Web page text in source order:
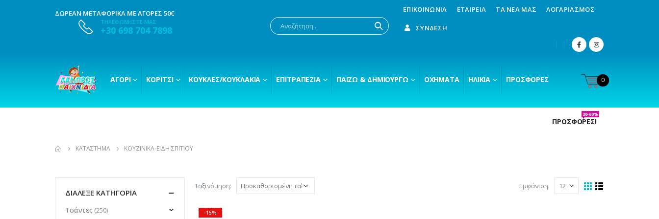
ΔΩΡΕΑΝ ΜΕΤΑΦΟΡΙΚΑ ΜΕ ΑΓΟΡΕΣ 50€
ΤΗΛΕΦΩΝΗΣΤΕ ΜΑΣ
+30 698 704 7898
ΕΠΙΚΟΙΝΩΝΊΑ ΕΤΑΙΡΕΊΑ ΤΑ ΝΈΑ ΜΑΣ ΛΟΓΑΡΙΑΣΜΌΣ
ΣΎΝΔΕΣΗ
ΑΓΌΡΙ ΚΟΡΊΤΣΙ ΚΟΎΚΛΕΣ/ΚΟΥΚΛΆΚΙΑ ΕΠΙΤΡΑΠΈΖΙΑ ΠΑΊΖΩ & ΔΗΜΙΟΥΡΓΏ ΟΧΉΜΑΤΑ ΗΛΙΚΊΑ ΠΡΟΣΦΟΡΈΣ 0
ΠΡΟΣΦΟΡΕΣ!
20-60%
ΚΑΤΆΣΤΗΜΑ ΚΟΥΖΙΝΙΚΆ-ΕΊΔΗ ΣΠΙΤΙΟΎ
Ταξινόμηση: Εμφάνιση:
-15%
ΔΙΑΛΕΞΕ ΚΑΤΗΓΟΡΙΑ
Τσάντες (250)